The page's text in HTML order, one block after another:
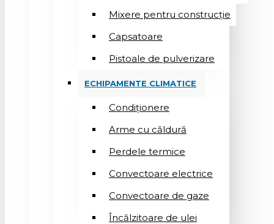
Mixere pentru construcție
Capsatoare
Pistoale de pulverizare
ECHIPAMENTE CLIMATICE
Condiționere
Arme cu căldură
Perdele termice
Convectoare electrice
Convectoare de gaze
Încălzitoare de ulei